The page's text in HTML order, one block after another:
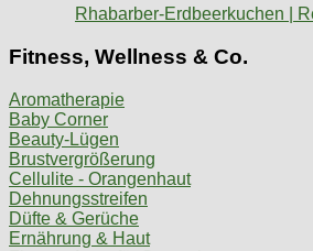
Rhabarber-Erdbeerkuchen |
Fitness, Wellness & Co.
Aromatherapie
Baby Corner
Beauty-Lügen
Brustvergrößerung
Cellulite - Orangenhaut
Dehnungsstreifen
Düfte & Gerüche
Ernährung & Haut